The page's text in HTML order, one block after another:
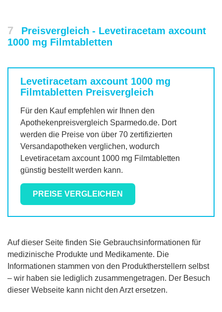
7
Preisvergleich - Levetiracetam axcount
1000 mg Filmtabletten
Levetiracetam axcount 1000 mg
Filmtabletten Preisvergleich
Für den Kauf empfehlen wir Ihnen den
Apothekenpreisvergleich Sparmedo.de. Dort
werden die Preise von über 70 zertifizierten
Versandapotheken verglichen, wodurch
Levetiracetam axcount 1000 mg Filmtabletten
günstig bestellt werden kann.
PREISE VERGLEICHEN
Auf dieser Seite finden Sie Gebrauchsinformationen für
medizinische Produkte und Medikamente. Die
Informationen stammen von den Produktherstellern selbst
– wir haben sie lediglich zusammengetragen. Der Besuch
dieser Webseite kann nicht den Arzt ersetzen.